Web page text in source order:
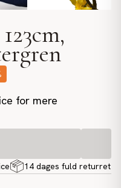
for mere
14 dages fuld returret